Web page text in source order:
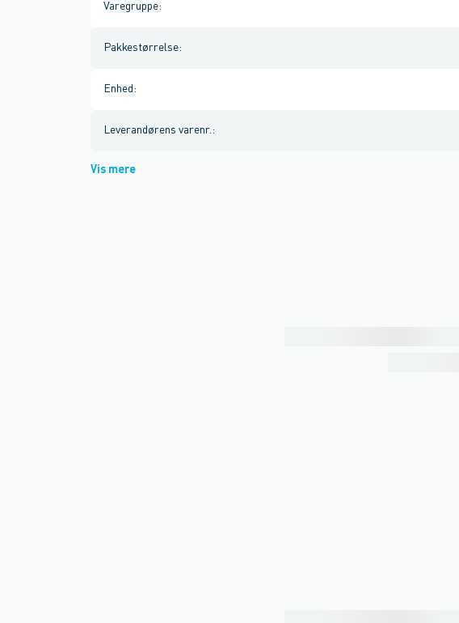
Varegruppe:
Pakkestørrelse:
Enhed :
Leverandørens varenr. :
Vis mere